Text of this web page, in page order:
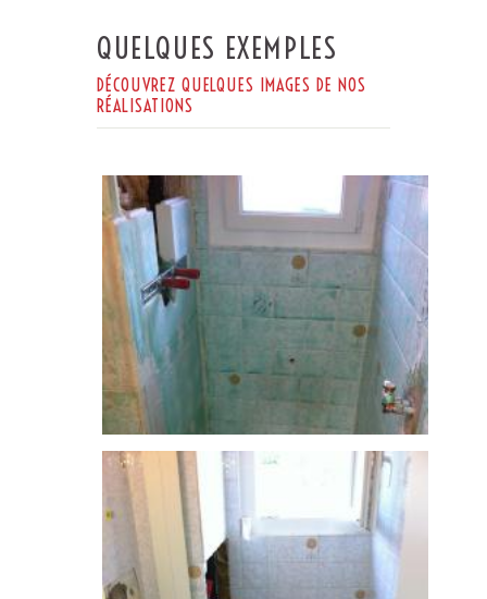
QUELQUES EXEMPLES
DÉCOUVREZ QUELQUES IMAGES DE NOS
RÉALISATIONS